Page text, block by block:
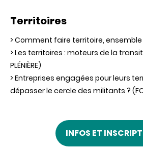
Territoires
> Comment faire territoire, ensemble
> Les territoires : moteurs de la
PLÉNIÈRE)
> Entreprises engagées pour leurs
dépasser le cercle des militants ?
INFOS ET